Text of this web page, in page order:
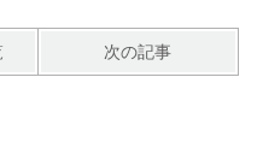
次の記事